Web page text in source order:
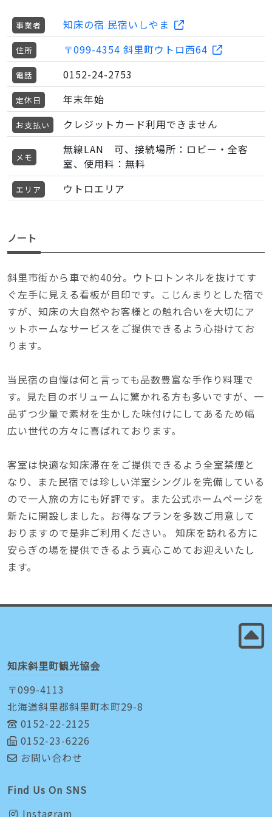
事業者 知床の宿 民宿いしやま
住所 〒099-4354 斜里町ウトロ西64
電話 0152-24-2753
定休日 年末年始
お支払い クレジットカード利用できません
メモ
無線LAN 可、接続場所：ロビー・全客
室、使用料：無料
エリア ウトロエリア
ノート
斜里市街から車で約40分。ウトロトンネルを抜けてす
ぐ左手に見える看板が目印です。こじんまりとした宿で
すが、知床の大自然やお客様との触れ合いを大切にア
ットホームなサービスをご提供できるよう心掛けてお
ります。
当民宿の自慢は何と言っても品数豊富な手作り料理で
す。見た目のボリュームに驚かれる方も多いですが、一
品ずつ少量で素材を生かした味付けにしてあるため幅
広い世代の方々に喜ばれております。
客室は快適な知床滞在をご提供できるよう全室禁煙と
なり、また民宿では珍しい洋室シングルを完備している
ので一人旅の方にも好評です。また公式ホームページを
新たに開設しました。お得なプランを多数ご用意して
おりますので是非ご利用ください。 知床を訪れる方に
安らぎの場を提供できるよう真心こめてお迎えいたし
ます。
知床斜里町観光協会
〒099-4113
北海道斜里郡斜里町本町29-8
0152-22-2125
0152-23-6226
お問い合わせ
Find Us On SNS
Instagram